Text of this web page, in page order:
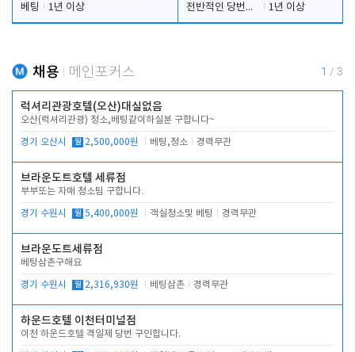
베팅
1년 이상
전반적인 당번업무
1년 이상
채용 메인포커스 1 / 3
럭셔리관광호텔(오산)대실없음
오산(럭셔리관광) 청소,베팅같이하실분 구합니다~
경기 오산시 월 2,500,000원 베팅,청소 경력무관
브라운도트호텔 세류점
부부또는 자매 청소팀 구합니다.
경기 수원시 월 5,400,000원 객실청소및 베팅 경력무관
브라운도트세류점
베팅삼촌구해요
경기 수원시 월 2,316,930원 베팅삼촌 경력무관
하운드호텔 이천터미널점
이천 하운드호텔 격일제 당번 구인합니다.